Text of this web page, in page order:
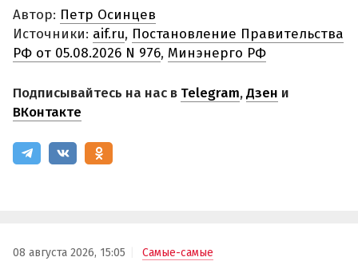
Автор: Петр Осинцев
Источники: aif.ru, Постановление Правительства
РФ от 05.08.2026 N 976, Минэнерго РФ
Подписывайтесь на нас в Telegram,Дзен и
ВКонтакте
08 августа 2026, 15:05 Самые-самые